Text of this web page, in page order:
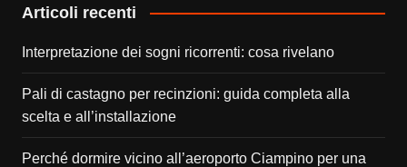
Articoli recenti
Interpretazione dei sogni ricorrenti: cosa rivelano
Pali di castagno per recinzioni: guida completa alla
scelta e all’installazione
Perché dormire vicino all’aeroporto Ciampino per una